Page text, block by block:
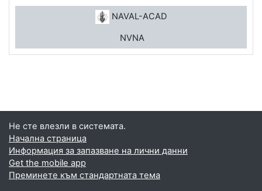
NAVAL-ACAD
NVNA
Не сте влезли в системата.
Начална страница
Информация за запазване на лични данни
Get the mobile app
Преминете към стандартната тема